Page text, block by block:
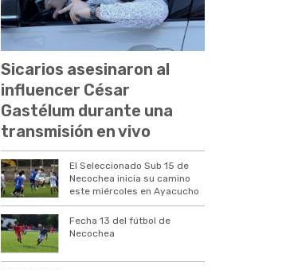
Sicarios asesinaron al
influencer César
Gastélum durante una
transmisión en vivo
El Seleccionado Sub 15 de
Necochea inicia su camino
este miércoles en Ayacucho
Fecha 13 del fútbol de
Necochea